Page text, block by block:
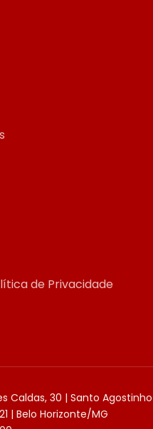
de Privacidade
Caldas, 30 | Santo Agostinho
| Belo Horizonte/MG